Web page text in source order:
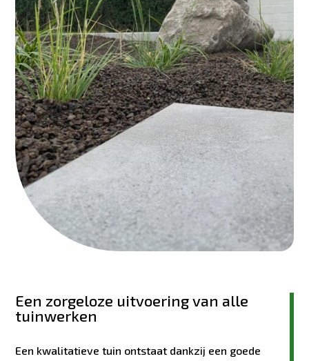
Een zorgeloze uitvoering van alle
tuinwerken
Een kwalitatieve tuin ontstaat dankzij een goede